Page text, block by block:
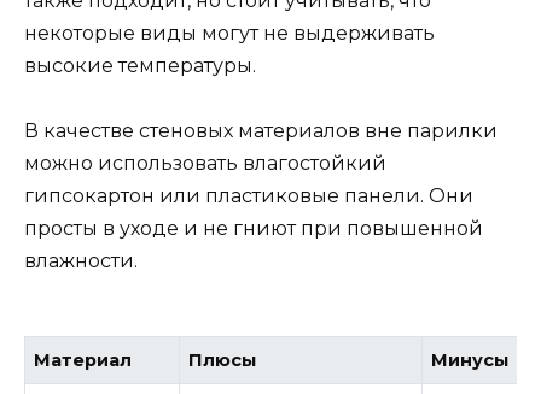
некоторые виды могут не выдерживать
высокие температуры.
В качестве стеновых материалов вне парилки
можно использовать влагостойкий
гипсокартон или пластиковые панели. Они
просты в уходе и не гниют при повышенной
влажности.
Материал Плюсы Минусы